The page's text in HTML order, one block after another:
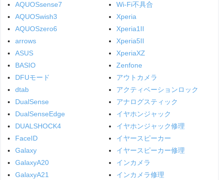
AQUOSsense7
AQUOSwish3
AQUOSzero6
arrows
ASUS
BASIO
DFUモード
dtab
DualSense
DualSenseEdge
DUALSHOCK4
FaceID
Galaxy
GalaxyA20
GalaxyA21
Wi-Fi不具合
Xperia
Xperia1II
Xperia5II
XperiaXZ
Zenfone
アウトカメラ
アクティベーションロック
アナログスティック
イヤホンジャック
イヤホンジャック修理
イヤースピーカー
イヤースピーカー修理
インカメラ
インカメラ修理